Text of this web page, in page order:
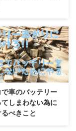
2018/2/5
で車のバッテリー
しまわない為に
べきこと